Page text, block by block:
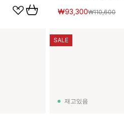
₩93,300₩110,600
재고있음
SALE